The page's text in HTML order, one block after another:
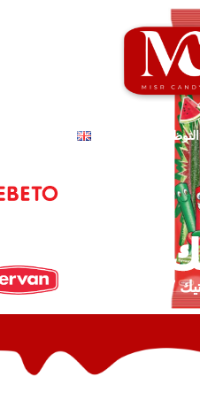
التوظيف
/ ساور ستيك ١ جرام